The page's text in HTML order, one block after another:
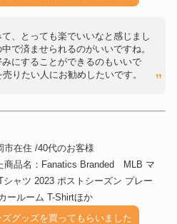
、とっても楽でいいなと感じまし
で済ませられるのがいいですね。
にすることができるのもいいで
りたい人にお勧めしたいです。
市在住 /40代のお客様
商品名：Fanatics Branded MLB マ
シャツ 2023 ポストシーズン プレー
ールーム T-Shirtほか
ズグッズを買ってもらいました